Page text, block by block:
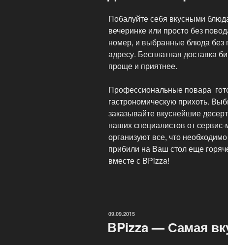
Побалуйте себя вкусными
вечеринке или просто без
номер, и выбранные блюда
адресу. Бесплатная доставка
проще и приятнее.
Профессиональные повара
гастрономическую прихоть.
заказывайте вкуснейшие
наших специалистов от
организуют все, что
прибили на Ваш стол еще
вместе с BPizza!
ОПУБЛИКОВАНО
09.09.2015
BPizza — Самая